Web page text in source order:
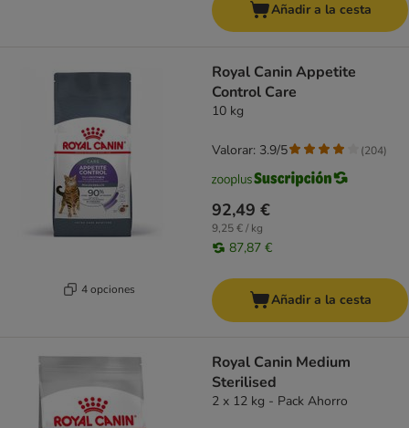
Añadir a la cesta
4 opciones
Royal Canin Appetite
Control Care
10 kg
92,49 €
9,25 € / kg
87,87 €
Valorar: 3.9/5 (204)
Añadir a la cesta
Royal Canin Medium
Sterilised
2 x 12 kg - Pack Ahorro